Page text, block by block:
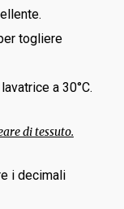
togliere
a 30°C.
di tessuto.
i decimali